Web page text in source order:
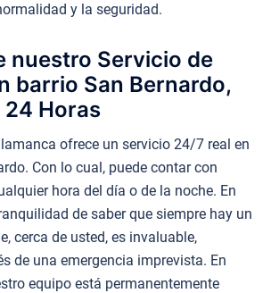
y la seguridad.
nuestro Servicio de
barrio San Bernardo,
24 Horas
ofrece un servicio 24/7 real en
Con lo cual, puede contar con
hora del día o de la noche. En
de saber que siempre hay un
cerca de usted, es invaluable,
de una emergencia imprevista. En
equipo está permanentemente